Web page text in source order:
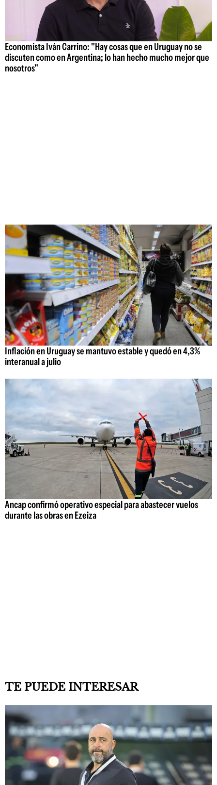
Economista Iván Carrino: "Hay cosas que en Uruguay no se
discuten como en Argentina; lo han hecho mucho mejor que
nosotros"
Inflación en Uruguay se mantuvo estable y quedó en 4,3%
interanual a julio
Ancap confirmó operativo especial para abastecer vuelos
durante las obras en Ezeiza
TE PUEDE INTERESAR